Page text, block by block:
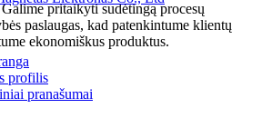
profilis
pranašumai
pritaikyti sudėtingą procesų
paslaugas, kad patenkintume klientų
ekonomiškus produktus.